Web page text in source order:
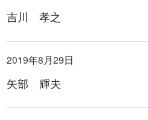
吉川 孝之
2019年8月29日
矢部 輝夫